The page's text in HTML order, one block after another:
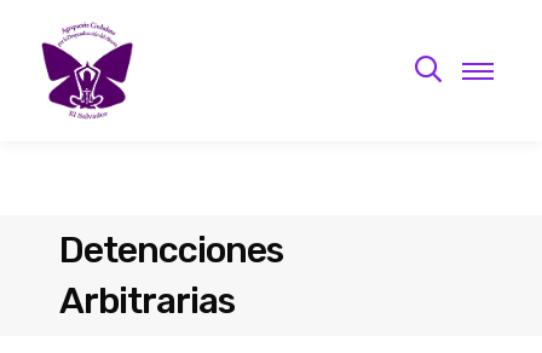
Detencciones
Arbitrarias